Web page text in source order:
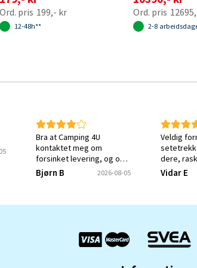
199,- kr
12-48h** 2-8
Bra at Camping 4U
kontaktet meg om
forsinket levering, og om
jeg fortsatt ønsket varen.
Kunne ønsket meg en
Bjørn B 2026-08-05
Veldig
dere,
Vidar E